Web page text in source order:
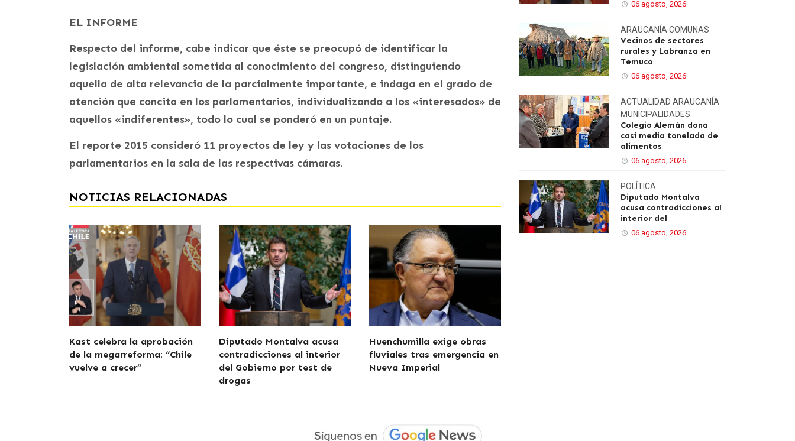
EL INFORME
Respecto del informe, cabe indicar que éste se preocupó de identificar la
legislación ambiental sometida al conocimiento del congreso, distinguiendo
aquella de alta relevancia de la parcialmente importante, e indaga en el grado de
atención que concita en los parlamentarios, individualizando a los «interesados» de
aquellos «indiferentes», todo lo cual se ponderó en un puntaje.
El reporte 2015 consideró 11 proyectos de ley y las votaciones de los
parlamentarios en la sala de las respectivas cámaras.
NOTICIAS RELACIONADAS
Kast celebra la aprobación
de la megarreforma: “Chile
vuelve a crecer”
Diputado Montalva acusa
contradicciones al interior
del Gobierno por test de
drogas
Huenchumilla exige obras
fluviales tras emergencia en
Nueva Imperial
06 agosto, 2026
ARAUCANÍA COMUNAS
Vecinos de sectores
rurales y Labranza en
Temuco
06 agosto, 2026
ACTUALIDAD ARAUCANÍA
MUNICIPALIDADES
Colegio Alemán dona
casi media tonelada de
alimentos
06 agosto, 2026
POLÍTICA
Diputado Montalva
acusa contradicciones al
interior del
06 agosto, 2026